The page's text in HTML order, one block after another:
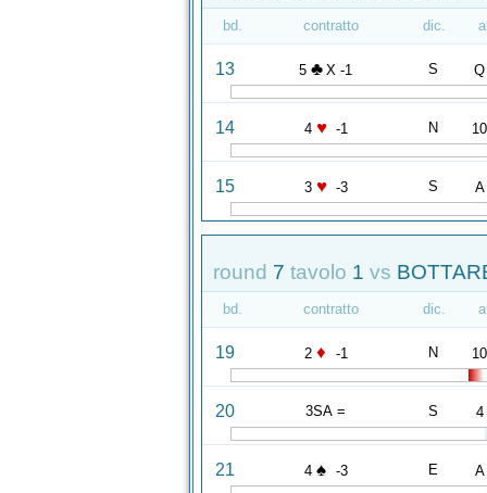
bd. contratto dic.
13 5 ♣ X -1 S Q
14 4 ♥ -1 N 10
15 3 ♥ -3 S A
round 7 tavolo 1 vs
bd. contratto dic.
19 2 ♦ -1 N 10
20 3SA = S 4
21 4 ♠ -3 E A